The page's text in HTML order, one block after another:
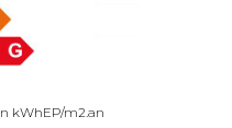
kWhEP/m2.an